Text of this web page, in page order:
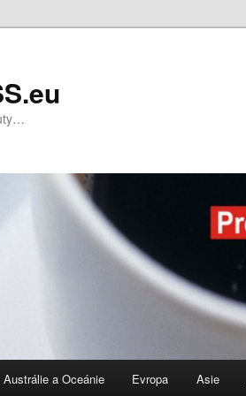
Austrálie a Oceánie Evropa Asie